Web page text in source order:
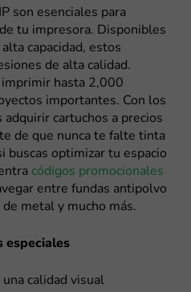
son esenciales para
tu impresora. Disponibles
capacidad, estos
de alta calidad.
hasta 2,000
importantes. Con los
adquirir cartuchos a precios
de que nunca te falte tinta
buscas optimizar tu espacio
códigos promocionales
entre fundas antipolvo
metal y mucho más.
especiales
calidad visual